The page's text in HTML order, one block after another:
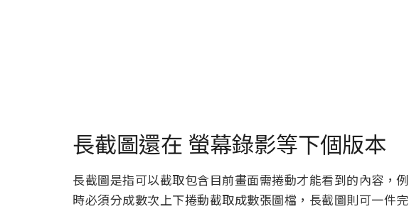
長截圖還在 螢幕錄影等下個版本
長截圖是指可以截取包含目前畫面需捲動才能看到的內容，
時必須分成數次上下捲動截取成數張圖檔，長截圖則可一件